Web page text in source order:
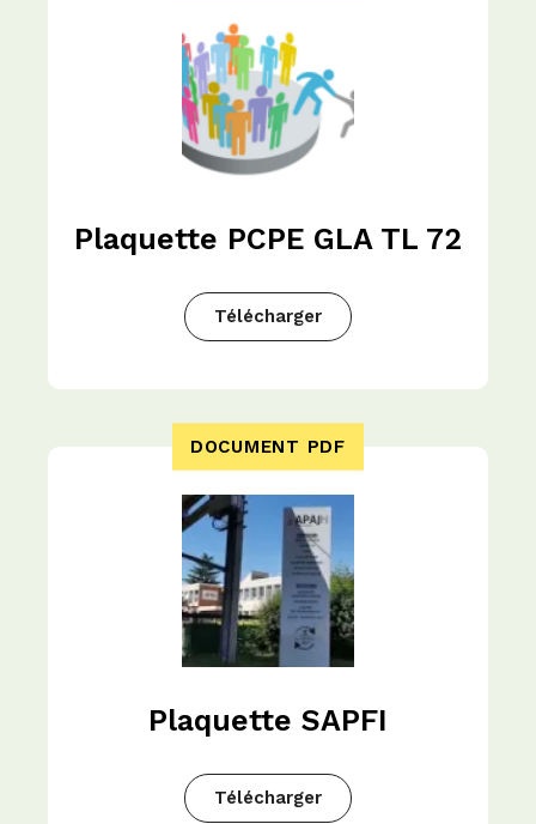
Plaquette PCPE GLA TL 72
Télécharger
Plaquette SAPFI
Télécharger
DOCUMENT PDF